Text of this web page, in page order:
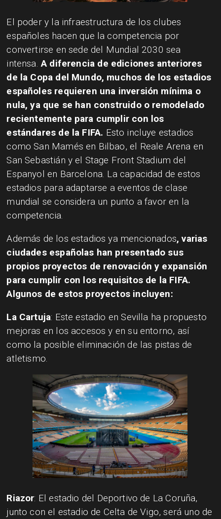
El poder y la infraestructura de los clubes
españoles hacen que la competencia por
convertirse en sede del Mundial 2030 sea
intensa.A diferencia de ediciones anteriores
de la Copa del Mundo, muchos de los estadios
españoles requieren una inversión mínima o
nula, ya que se han construido o remodelado
recientemente para cumplir con los
estándares de la FIFA. Esto incluye estadios
como San Mamés en Bilbao, el Reale Arena en
San Sebastián y el Stage Front Stadium del
Espanyol en Barcelona. La capacidad de estos
estadios para adaptarse a eventos de clase
mundial se considera un punto a favor en la
competencia.
Además de los estadios ya mencionados, varias
ciudades españolas han presentado sus
propios proyectos de renovación y expansión
para cumplir con los requisitos de la FIFA.
Algunos de estos proyectos incluyen:
La Cartuja: Este estadio en Sevilla ha propuesto
mejoras en los accesos y en su entorno, así
como la posible eliminación de las pistas de
atletismo.
Riazor: El estadio del Deportivo de La Coruña,
junto con el estadio de Celta de Vigo, será uno de